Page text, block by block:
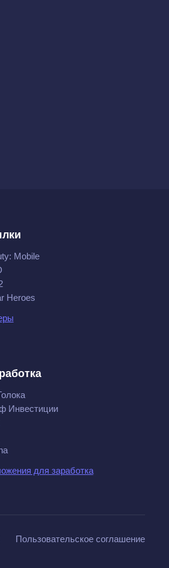
Mobile
Heroes
Инвестиции
для заработка
Пользовательское соглашение